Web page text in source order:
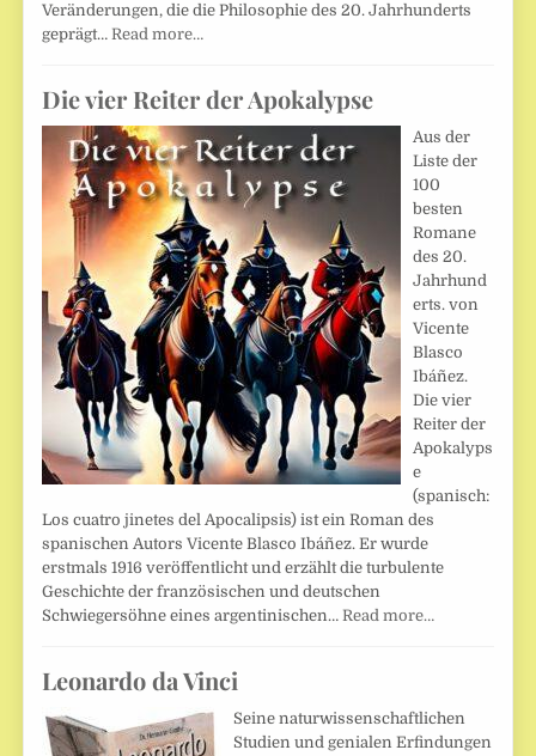
Veränderungen, die die Philosophie des 20. Jahrhunderts
geprägt…Read more…
Die vier Reiter der Apokalypse
Aus der
Liste der
100
besten
Romane
des 20.
Jahrhund
erts. von
Vicente
Blasco
Ibáñez.
Die vier
Reiter der
Apokalyps
e
(spanisch:
Los cuatro jinetes del Apocalipsis) ist ein Roman des
spanischen Autors Vicente Blasco Ibáñez. Er wurde
erstmals 1916 veröffentlicht und erzählt die turbulente
Geschichte der französischen und deutschen
Schwiegersöhne eines argentinischen…Read more…
Leonardo da Vinci
Seine naturwissenschaftlichen
Studien und genialen Erfindungen